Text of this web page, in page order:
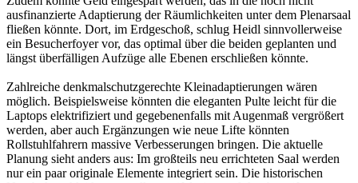
ausfinanzierte Adaptierung der Räumlichkeiten unter dem Plenarsaal
fließen könnte. Dort, im Erdgeschoß, schlug Heidl sinnvollerweise
ein Besucherfoyer vor, das optimal über die beiden geplanten und
längst überfälligen Aufzüge alle Ebenen erschließen könnte.
Zahlreiche denkmalschutzgerechte Kleinadaptierungen wären
möglich. Beispielsweise könnten die eleganten Pulte leicht für die
Laptops elektrifiziert und gegebenenfalls mit Augenmaß vergrößert
werden, aber auch Ergänzungen wie neue Lifte könnten
Rollstuhlfahrern massive Verbesserungen bringen. Die aktuelle
Planung sieht anders aus: Im großteils neu errichteten Saal werden
nur ein paar originale Elemente integriert sein. Die historischen